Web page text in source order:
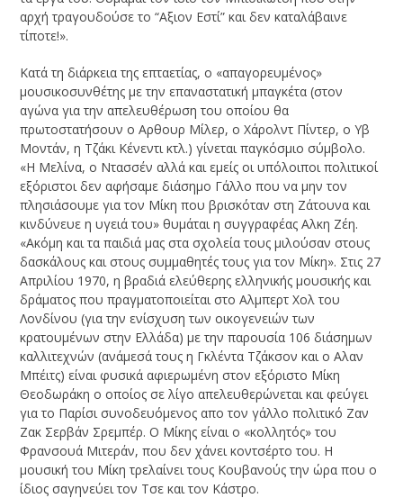
αρχή τραγουδούσε το “Αξιον Εστί” και δεν καταλάβαινε
τίποτε!».
Κατά τη διάρκεια της επταετίας, ο «απαγορευμένος»
μουσικοσυνθέτης με την επαναστατική μπαγκέτα (στον
αγώνα για την απελευθέρωση του οποίου θα
πρωτοστατήσουν ο Αρθουρ Μίλερ, ο Χάρολντ Πίντερ, ο Υβ
Μοντάν, η Τζάκι Κένεντι κτλ.) γίνεται παγκόσμιο σύμβολο.
«Η Μελίνα, ο Ντασσέν αλλά και εμείς οι υπόλοιποι πολιτικοί
εξόριστοι δεν αφήσαμε διάσημο Γάλλο που να μην τον
πλησιάσουμε για τον Μίκη που βρισκόταν στη Ζάτουνα και
κινδύνευε η υγειά του» θυμάται η συγγραφέας Αλκη Ζέη.
«Ακόμη και τα παιδιά μας στα σχολεία τους μιλούσαν στους
δασκάλους και στους συμμαθητές τους για τον Μίκη». Στις 27
Απριλίου 1970, η βραδιά ελεύθερης ελληνικής μουσικής και
δράματος που πραγματοποιείται στο Αλμπερτ Χολ του
Λονδίνου (για την ενίσχυση των οικογενειών των
κρατουμένων στην Ελλάδα) με την παρουσία 106 διάσημων
καλλιτεχνών (ανάμεσά τους η Γκλέντα Τζάκσον και ο Αλαν
Μπέιτς) είναι φυσικά αφιερωμένη στον εξόριστο Μίκη
Θεοδωράκη ο οποίος σε λίγο απελευθερώνεται και φεύγει
για το Παρίσι συνοδευόμενος απο τον γάλλο πολιτικό Ζαν
Ζακ Σερβάν Σρεμπέρ. Ο Μίκης είναι ο «κολλητός» του
Φρανσουά Μιτεράν, που δεν χάνει κοντσέρτο του. Η
μουσική του Μίκη τρελαίνει τους Κουβανούς την ώρα που ο
ίδιος σαγηνεύει τον Τσε και τον Κάστρο.